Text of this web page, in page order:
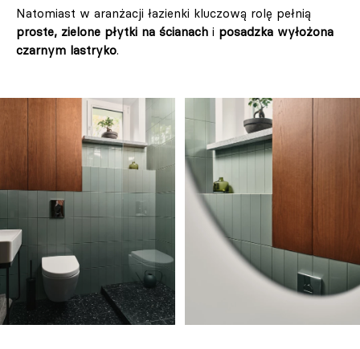
Natomiast w aranżacji łazienki kluczową rolę pełnią
proste, zielone płytki na ścianach i posadzka wyłożona
czarnym lastryko.